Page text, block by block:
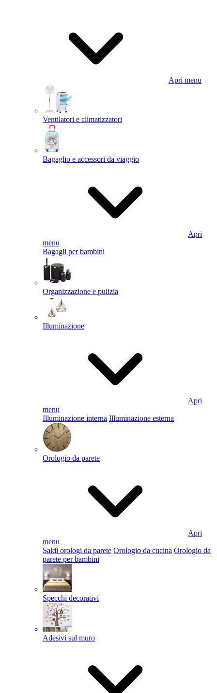
Apri menu
Ventilatori e climatizzatori
Bagaglio e accessori da viaggio
Apri
menu
Bagagli per bambini
Organizzazione e pulizia
Illuminazione
Apri
menu
Illuminazione interna Illuminazione esterna
Orologio da parete
Apri
menu
Saldi orologi da parete Orologio da cucina Orologio da
parete per bambini
Specchi decorativi
Adesivi sul muro